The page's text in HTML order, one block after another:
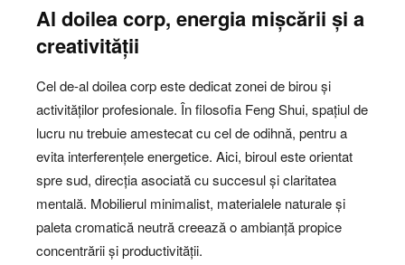
Al doilea corp, energia mișcării și a
creativității
Cel de-al doilea corp este dedicat zonei de birou și
activităților profesionale. În filosofia Feng Shui, spațiul de
lucru nu trebuie amestecat cu cel de odihnă, pentru a
evita interferențele energetice. Aici, biroul este orientat
spre sud, direcția asociată cu succesul și claritatea
mentală. Mobilierul minimalist, materialele naturale și
paleta cromatică neutră creează o ambianță propice
concentrării și productivității.